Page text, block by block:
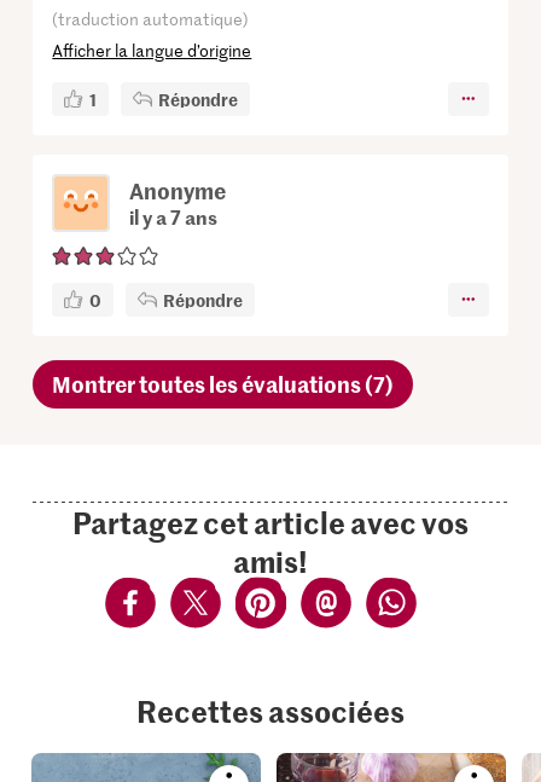
(traduction automatique)
Afficher la langue d’origine
1 Répondre
Anonyme
il y a 7 ans
0 Répondre
Montrer toutes les évaluations (7)
Partagez cet article avec vos
amis!
Recettes associées